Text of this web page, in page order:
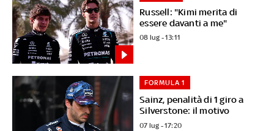
Russell: "Kimi merita di
essere davanti a me"
08 lug - 13:11
Sainz, penalità di 1 giro a
Silverstone: il motivo
FORMULA 1
07 lug - 17:20